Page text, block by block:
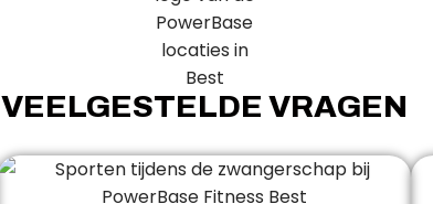
VEELGESTELDE VRAGEN